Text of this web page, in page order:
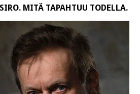
MITÄ TAPAHTUU TODELLA.